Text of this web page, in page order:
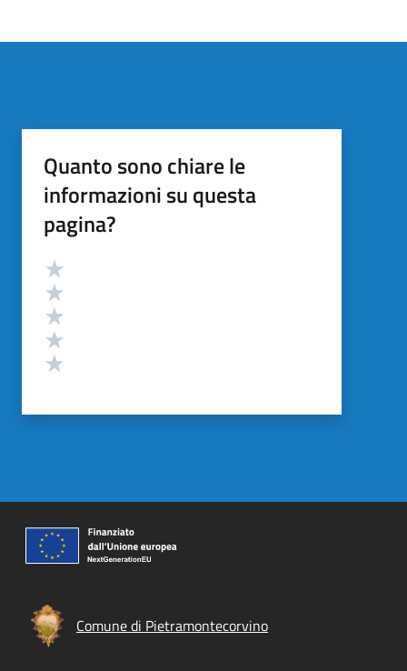
Quanto sono chiare le
informazioni su questa
pagina?
Valutazione
Comune di Pietramontecorvino